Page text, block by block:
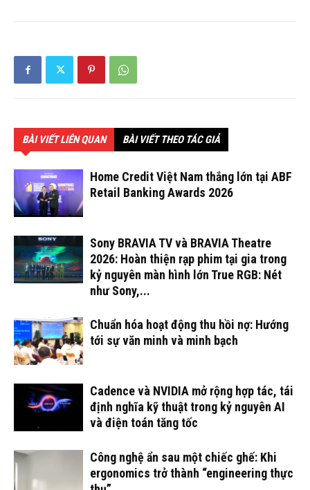
BÀI VIẾT LIÊN QUAN BÀI VIẾT THEO TÁC GIẢ
Home Credit Việt Nam thắng lớn tại ABF
Retail Banking Awards 2026
Sony BRAVIA TV và BRAVIA Theatre
2026: Hoàn thiện rạp phim tại gia trong
kỷ nguyên màn hình lớn True RGB: Nét
như Sony,...
Chuẩn hóa hoạt động thu hồi nợ: Hướng
tới sự văn minh và minh bạch
Cadence và NVIDIA mở rộng hợp tác, tái
định nghĩa kỹ thuật trong kỷ nguyên AI
và điện toán tăng tốc
Công nghệ ẩn sau một chiếc ghế: Khi
ergonomics trở thành “engineering thực